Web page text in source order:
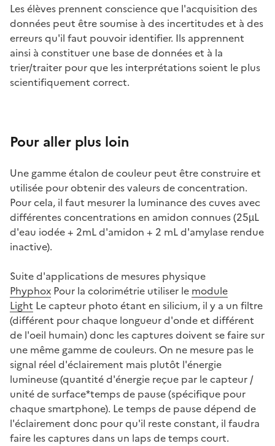
Les élèves prennent conscience que l'acquisition des
données peut être soumise à des incertitudes et à des
erreurs qu'il faut pouvoir identifier. Ils apprennent
ainsi à constituer une base de données et à la
trier/traiter pour que les interprétations soient le plus
scientifiquement correct.
Pour aller plus loin
Une gamme étalon de couleur peut être construire et
utilisée pour obtenir des valeurs de concentration.
Pour cela, il faut mesurer la luminance des cuves avec
différentes concentrations en amidon connues (25µL
d'eau iodée + 2mL d'amidon + 2 mL d'amylase rendue
inactive).
Suite d'applications de mesures physique
Phyphox Pour la colorimétrie utiliser le module
Light Le capteur photo étant en silicium, il y a un filtre
(différent pour chaque longueur d'onde et différent
de l'oeil humain) donc les captures doivent se faire sur
une même gamme de couleurs. On ne mesure pas le
signal réel d'éclairement mais plutôt l'énergie
lumineuse (quantité d'énergie reçue par le capteur /
unité de surface*temps de pause (spécifique pour
chaque smartphone). Le temps de pause dépend de
l'éclairement donc pour qu'il reste constant, il faudra
faire les captures dans un laps de temps court.